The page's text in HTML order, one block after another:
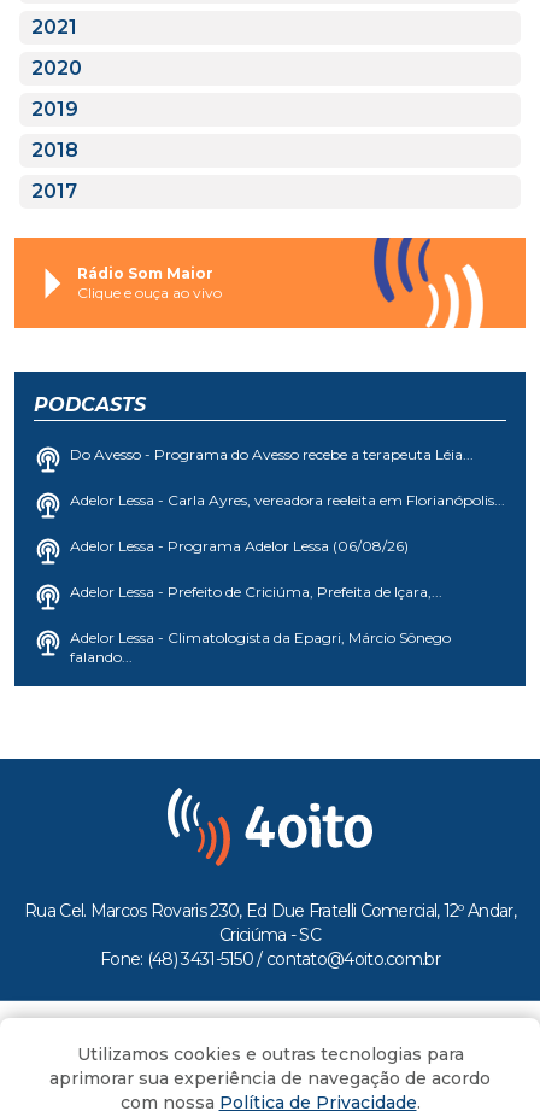
2021
2020
2019
2018
2017
Rádio Som Maior
Clique e ouça ao vivo
PODCASTS
Do Avesso - Programa do Avesso recebe a terapeuta Léia...
Adelor Lessa - Carla Ayres, vereadora reeleita em Florianópolis...
Adelor Lessa - Programa Adelor Lessa (06/08/26)
Adelor Lessa - Prefeito de Criciúma, Prefeita de Içara,...
Adelor Lessa - Climatologista da Epagri, Márcio Sônego
falando...
Rua Cel. Marcos Rovaris 230, Ed Due Fratelli Comercial, 12º Andar,
Criciúma - SC
Fone: (48) 3431-5150 / contato@4oito.com.br
Todos os direitos reservados ao Portal 4oito
Utilizamos cookies e outras tecnologias para
aprimorar sua experiência de navegação de acordo
com nossa Política de Privacidade.